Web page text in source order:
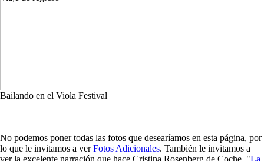
Bailando en el Viola Festival
No podemos poner todas las fotos que desearíamos en esta página, por
lo que le invitamos a verFotos Adicionales. También le invitamos a
ver la excelente narración que hace Cristina Rosenberg de Coche, "La